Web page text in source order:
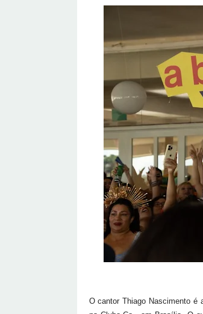
O cantor Thiago Nascimento é